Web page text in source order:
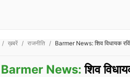
ख़बरें राजनीति Barmer News: शिव विधायक
Barmer News: शिव